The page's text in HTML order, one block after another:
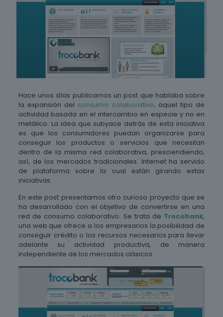
Hace unos días publicamos un post que hablaba sobre
la expansión del consumo colaborativo, aquel tipo de
actividad basada en el intercambio en especie y no en
metálico. La idea que subyace detrás de esta iniciativa
es que los consumidores puedan organizarse para
conseguir los productos o servicios que necesitan
dentro de la misma red colaborativa, presciendiendo,
así, de los mercados tradicionales. Internet ha servido
de plataforma sobre la cual están girando estas
iniciativas.
En este post presentamos otro curioso proyecto que se
ha desarrollado con el objetivo de convertirse en una
red de consumo colaborativo. Se trata de Trocobank,
una web que ofrece a los empresarios la posibilidad de
conseguir crédito o los recursos necesarios para llevar
adelante su actividad productiva, de manera
independiente de los mercados clásicos.